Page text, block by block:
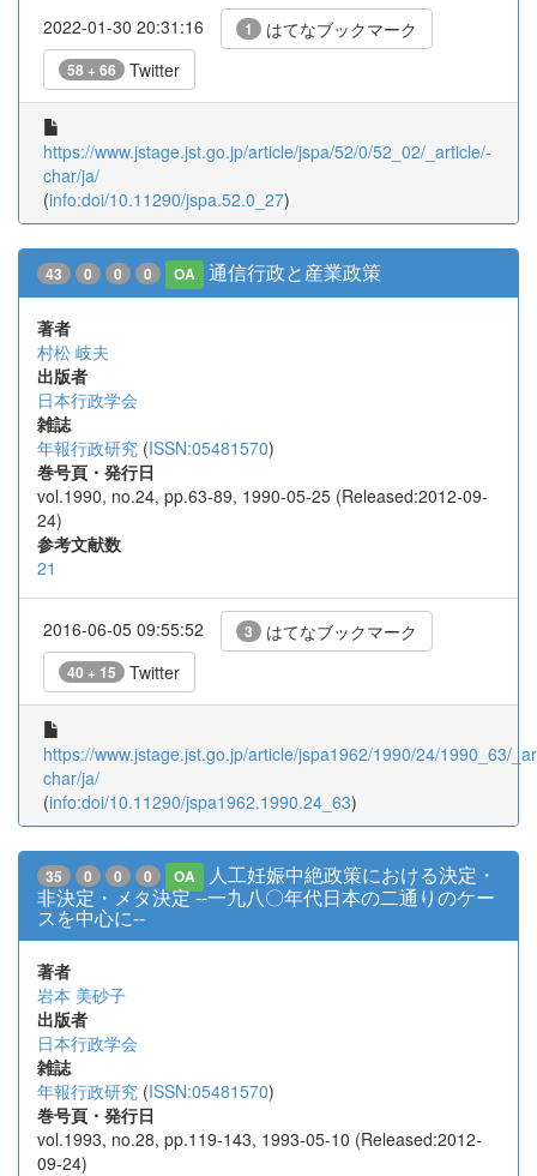
2022-01-30 20:31:16 1 はてなブックマーク
58 + 66 Twitter
https://www.jstage.jst.go.jp/article/jspa/52/0/52_02/_article/-
char/ja/
(info:doi/10.11290/jspa.52.0_27)
43 0 0 0 OA 通信行政と産業政策
著者
村松 岐夫
出版者
日本行政学会
雑誌
年報行政研究 (ISSN:05481570)
巻号頁・発行日
vol.1990, no.24, pp.63-89, 1990-05-25 (Released:2012-09-
24)
参考文献数
21
2016-06-05 09:55:52 3 はてなブックマーク
40 + 15 Twitter
https://www.jstage.jst.go.jp/article/jspa1962/1990/24/1990_63/
char/ja/
(info:doi/10.11290/jspa1962.1990.24_63)
35 0 0 0 OA
人工妊娠中絶政策における決定・
非決定・メタ決定 --一九八〇年代日本の二通りのケー
スを中心に--
著者
岩本 美砂子
出版者
日本行政学会
雑誌
年報行政研究 (ISSN:05481570)
巻号頁・発行日
vol.1993, no.28, pp.119-143, 1993-05-10 (Released:2012-
09-24)